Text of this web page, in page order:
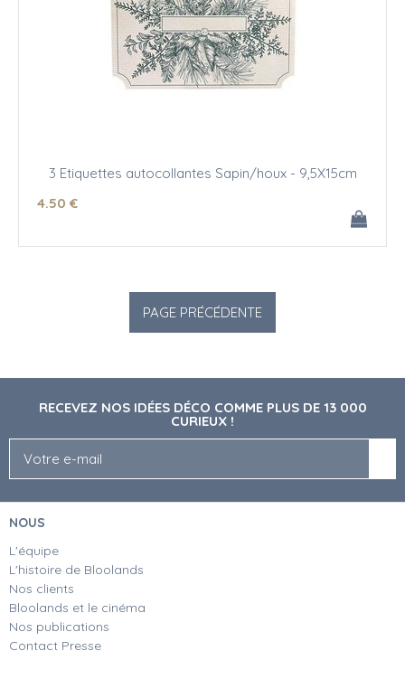
3 Etiquettes autocollantes Sapin/houx - 9,5X15cm
4.50 €
RECEVEZ NOS IDÉES DÉCO COMME PLUS DE 13 000
CURIEUX !
NOUS
L'équipe
L'histoire de Bloolands
Nos clients
Bloolands et le cinéma
Nos publications
Contact Presse